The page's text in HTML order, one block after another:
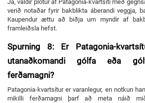
Já, valdir plötur af Patagonia-kvartsíti með
verið notaðar fyrir bakblikta áberandi veggja,
Kaupendur ættu að biðja um myndir af
framleiðsla hefst.
Spurning 8: Er Patagonia-
utanaðkomandi gólfa eða
ferðamagni?
Patagonia-kvartsítur er varanlegur, en notkun
mikilli ferðamagni þarf að meta náið